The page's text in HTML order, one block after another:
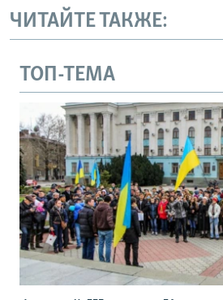
ЧИТАЙТЕ ТАКЖЕ:
ТОП-ТЕМА